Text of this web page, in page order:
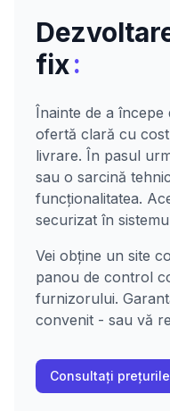
fix:
Înainte de a
ofertă clară cu
livrare. În pasul
sau o sarcină
funcționalitatea.
securizat în
Vei obține un site
panou de control
furnizorului.
convenit - sau vă
Consultați prețurile